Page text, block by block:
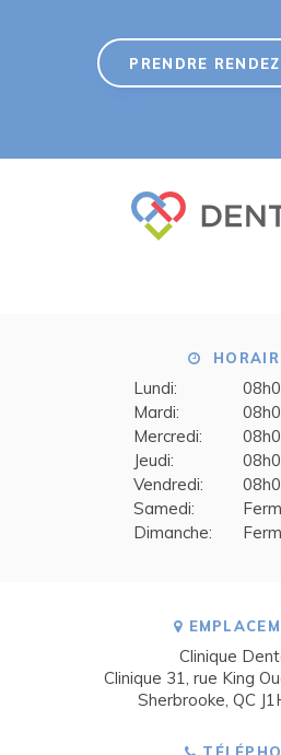
PRENDRE
Lundi:
Mardi:
Mercredi:
Jeudi:
Vendredi:
Samedi:
Dimanche:
Clinique
Clinique 31, rue King
Sherbrooke QC